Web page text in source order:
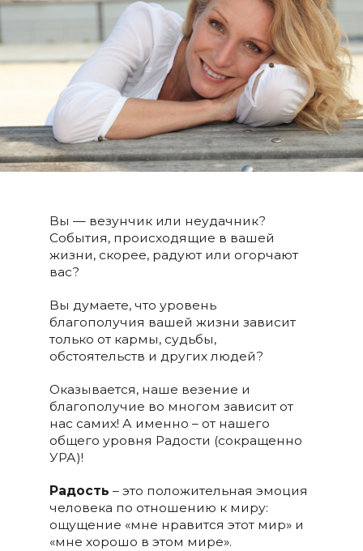
Вы — везунчик или неудачник?
События, происходящие в вашей
жизни, скорее, радуют или огорчают
вас?
Вы думаете, что уровень
благополучия вашей жизни зависит
только от кармы, судьбы,
обстоятельств и других людей?
Оказывается, наше везение и
благополучие во многом зависит от
нас самих! А именно – от нашего
общего уровня Радости (сокращенно
УРА)!
Радость – это положительная эмоция
человека по отношению к миру:
ощущение «мне нравится этот мир» и
«мне хорошо в этом мире».